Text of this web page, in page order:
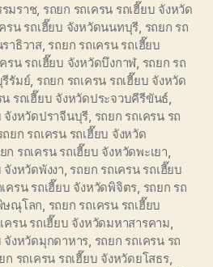
มราช, รถยก รถเครน รถเฮี๊ยบ จังหวัด
รน รถเฮี๊ยบ จังหวัดนนทบุรี รถยก รถ
าธิวาส, รถยก รถเครน รถเฮี๊ยบ
รน รถเฮี๊ยบ จังหวัดบึงกาฬ, รถยก รถ
รีรัมย์, รถยก รถเครน รถเฮี๊ยบ จังหวัด
น รถเฮี๊ยบ จังหวัดประจวบคีรีขันธ์
จังหวัดปราจีนบุรี รถยก รถเครน รถ
ถยก รถเครน รถเฮี๊ยบ จังหวัด
ก รถเครน รถเฮี๊ยบ จังหวัดพะเยา
จังหวัดพังงา รถยก รถเครน รถเฮี๊ยบ
ครน รถเฮี๊ยบ จังหวัดพิจิตร รถยก รถ
ษณุโลก รถยก รถเครน รถเฮี๊ยบ
ครน รถเฮี๊ยบ จังหวัดมหาสารคาม
จังหวัดมุกดาหาร รถยก รถเครน รถ
ก รถเครน รถเฮี๊ยบ จังหวัดยโสธร,